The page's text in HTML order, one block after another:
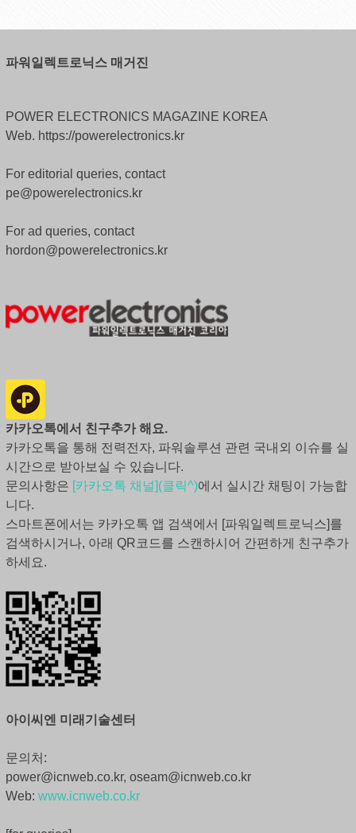
파워일렉트로닉스 매거진
POWER ELECTRONICS MAGAZINE KOREA
Web. https://powerelectronics.kr
For editorial queries, contact
pe@powerelectronics.kr
For ad queries, contact
hordon@powerelectronics.kr
카카오톡에서 친구추가 해요.
카카오톡을 통해 전력전자, 파워솔루션 관련 국내외 이슈를 실
시간으로 받아보실 수 있습니다.
문의사항은 [카카오톡 채널](클릭^)에서 실시간 채팅이 가능합
니다.
스마트폰에서는 카카오톡 앱 검색에서 [파워일렉트로닉스]를
검색하시거나, 아래 QR코드를 스캔하시어 간편하게 친구추가
하세요.
아이씨엔 미래기술센터
문의처:
power@icnweb.co.kr, oseam@icnweb.co.kr
Web: www.icnweb.co.kr